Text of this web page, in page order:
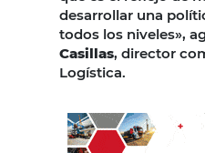
desarrollar una
todos los niveles»,
Casillas, director
Logística.